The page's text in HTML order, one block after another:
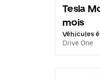
Tesla
mois
Véhicules
Drive One